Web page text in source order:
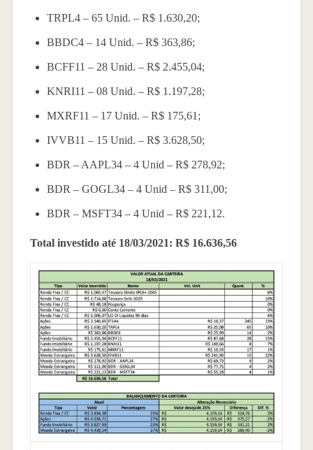
TRPL4 – 65 Unid. – R$ 1.630,20;
BBDC4 – 14 Unid. – R$ 363,86;
BCFF11 – 28 Unid. – R$ 2.455,04;
KNRI11 – 08 Unid. – R$ 1.197,28;
MXRF11 – 17 Unid. – R$ 175,61;
IVVB11 – 15 Unid. – R$ 3.628,50;
BDR – AAPL34 – 4 Unid – R$ 278,92;
BDR – GOGL34 – 4 Unid – R$ 311,00;
BDR – MSFT34 – 4 Unid – R$ 221,12.
Total investido até 18/03/2021: R$ 16.636,56